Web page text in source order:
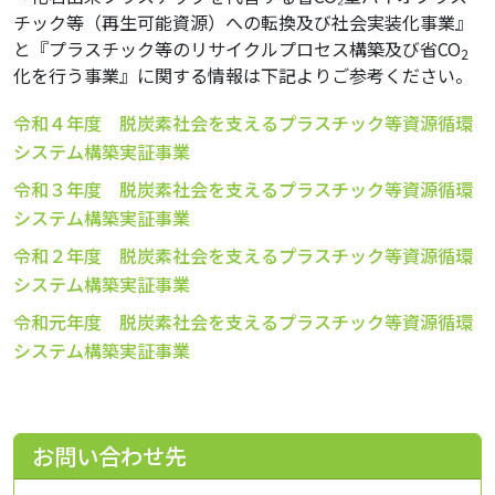
チック等（再生可能資源）への転換及び社会実装化事業』
と『プラスチック等のリサイクルプロセス構築及び省CO2
化を行う事業』に関する情報は下記よりご参考ください。
令和４年度 脱炭素社会を支えるプラスチック等資源循環
システム構築実証事業
令和３年度 脱炭素社会を支えるプラスチック等資源循環
システム構築実証事業
令和２年度 脱炭素社会を支えるプラスチック等資源循環
システム構築実証事業
令和元年度 脱炭素社会を支えるプラスチック等資源循環
システム構築実証事業
お問い合わせ先